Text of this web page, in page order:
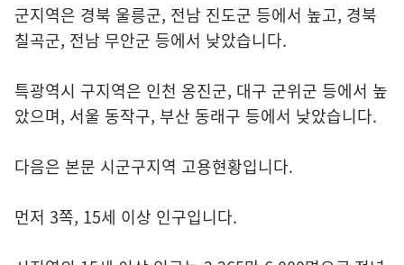
군지역은 경북 울릉군, 전남 진도군 등에서 높고, 경북
칠곡군, 전남 무안군 등에서 낮았습니다.
특광역시 구지역은 인천 옹진군, 대구 군위군 등에서 높
았으며, 서울 동작구, 부산 동래구 등에서 낮았습니다.
다음은 본문 시군구지역 고용현황입니다.
먼저 3쪽, 15세 이상 인구입니다.